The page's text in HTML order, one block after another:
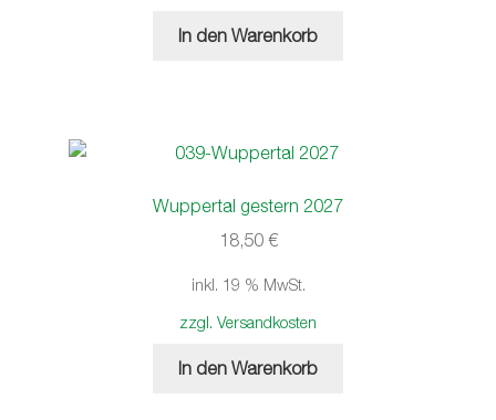
In den Warenkorb
Wuppertal gestern 2027
18,50 €
inkl. 19 % MwSt.
zzgl. Versandkosten
In den Warenkorb